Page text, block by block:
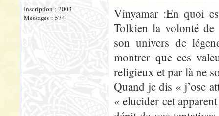
Inscription : 2003
Messages : 574
Vinyamar :En quoi
Tolkien la volonté de
son univers de
montrer que ces
religieux et par là ne
Quand je dis « j’ose
« elucider cet